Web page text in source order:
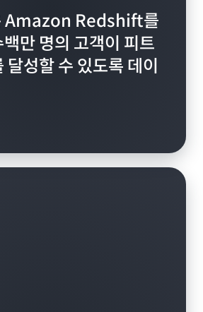
Amazon Redshift를
만 명의 고객이 피트
달성할 수 있도록 데이